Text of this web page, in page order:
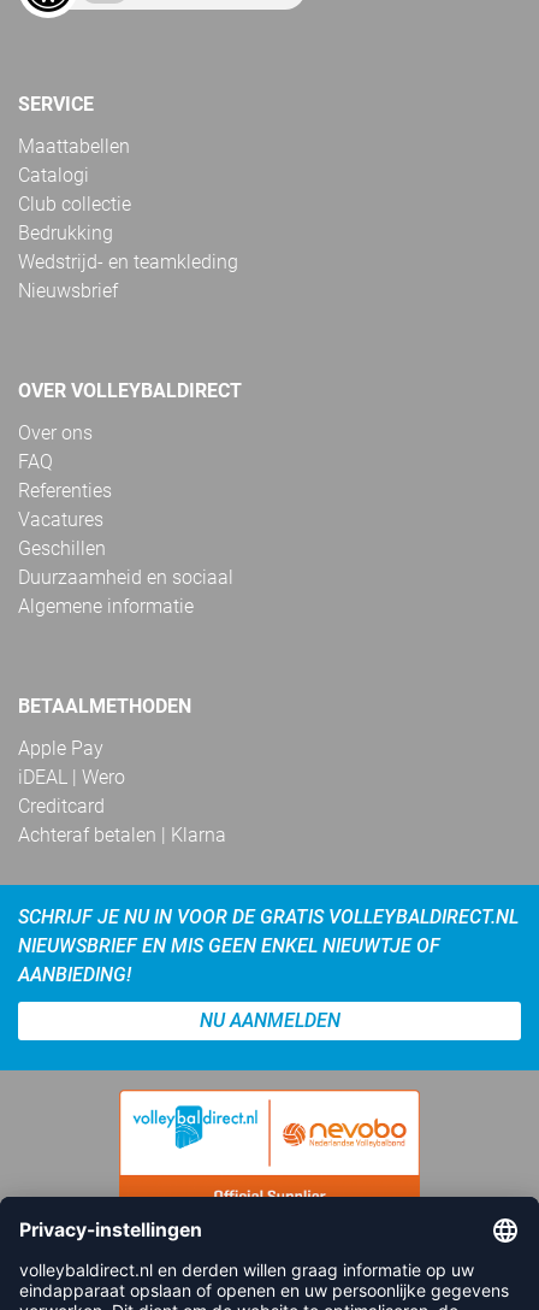
SERVICE
Maattabellen
Catalogi
Club collectie
Bedrukking
Wedstrijd- en teamkleding
Nieuwsbrief
OVER VOLLEYBALDIRECT
Over ons
FAQ
Referenties
Vacatures
Geschillen
Duurzaamheid en sociaal
Algemene informatie
BETAALMETHODEN
Apple Pay
iDEAL | Wero
Creditcard
Achteraf betalen | Klarna
SCHRIJF JE NU IN VOOR DE GRATIS VOLLEYBALDIRECT.NL
NIEUWSBRIEF EN MIS GEEN ENKEL NIEUWTJE OF
AANBIEDING!
NU AANMELDEN